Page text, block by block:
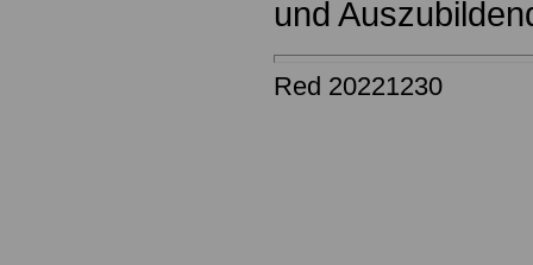
und
Red 20221230